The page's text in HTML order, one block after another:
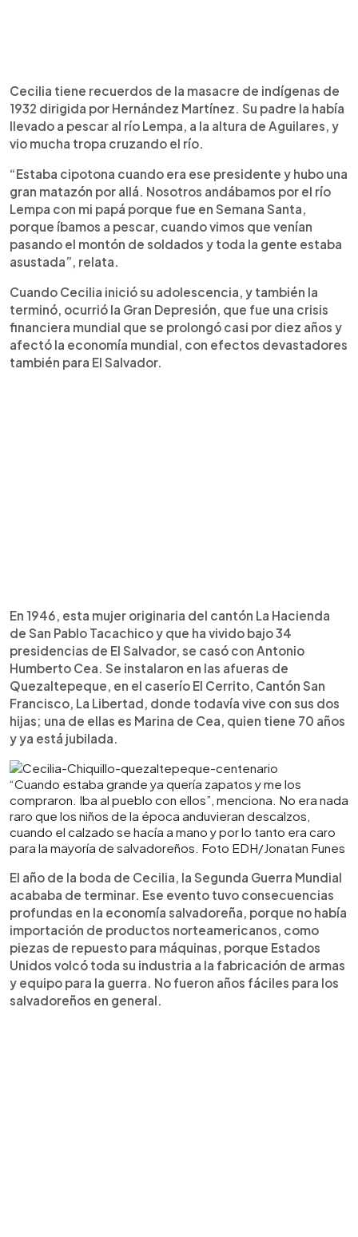
Cecilia tiene recuerdos de la masacre de indígenas de
1932 dirigida por Hernández Martínez. Su padre la había
llevado a pescar al río Lempa, a la altura de Aguilares, y
vio mucha tropa cruzando el río.
“Estaba cipotona cuando era ese presidente y hubo una
gran matazón por allá. Nosotros andábamos por el río
Lempa con mi papá porque fue en Semana Santa,
porque íbamos a pescar, cuando vimos que venían
pasando el montón de soldados y toda la gente estaba
asustada”, relata.
Cuando Cecilia inició su adolescencia, y también la
terminó, ocurrió la Gran Depresión, que fue una crisis
financiera mundial que se prolongó casi por diez años y
afectó la economía mundial, con efectos devastadores
también para El Salvador.
En 1946, esta mujer originaria del cantón La Hacienda
de San Pablo Tacachico y que ha vivido bajo 34
presidencias de El Salvador, se casó con Antonio
Humberto Cea. Se instalaron en las afueras de
Quezaltepeque, en el caserío El Cerrito, Cantón San
Francisco, La Libertad, donde todavía vive con sus dos
hijas; una de ellas es Marina de Cea, quien tiene 70 años
y ya está jubilada.
“Cuando estaba grande ya quería zapatos y me los
compraron. Iba al pueblo con ellos”, menciona. No era nada
raro que los niños de la época anduvieran descalzos,
cuando el calzado se hacía a mano y por lo tanto era caro
para la mayoría de salvadoreños. Foto EDH/Jonatan Funes
El año de la boda de Cecilia, la Segunda Guerra Mundial
acababa de terminar. Ese evento tuvo consecuencias
profundas en la economía salvadoreña, porque no había
importación de productos norteamericanos, como
piezas de repuesto para máquinas, porque Estados
Unidos volcó toda su industria a la fabricación de armas
y equipo para la guerra. No fueron años fáciles para los
salvadoreños en general.